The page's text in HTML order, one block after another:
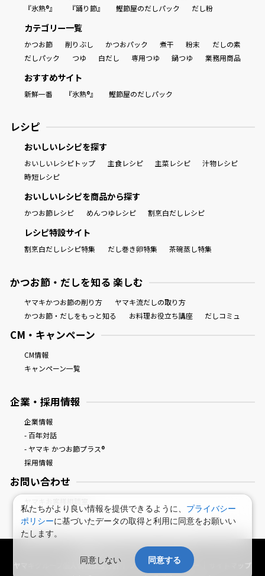
『氷熟®』
『踊り節』 鰹節屋のだしパック だし粉
カテゴリー一覧
かつお節 削りぶし かつおパック 煮干 粉末
だしの素
だしパック
つゆ 白だし 専用つゆ 鍋つゆ 業務用商品
おすすめサイト
新鮮一番 『氷熟®』 鰹節屋のだしパック
レシピ
おいしいレシピを探す
おいしいレシピトップ 主食レシピ 主菜レシピ
汁物レシピ
時短レシピ
おいしいレシピを商品から探す
かつお節レシピ めんつゆレシピ 割烹白だしレシピ
レシピ特設サイト
割烹白だしレシピ特集 だし巻き卵特集 茶碗蒸し特集
かつお節・だしを知る 楽しむ
ヤマキかつお節の削り方
ヤマキ流だしの取り方
かつお節・だしをもっと知る
お料理お役立ち講座 だしコミュ
CM・キャンペーン
CM情報
キャンペーン一覧
企業・採用情報
企業情報
- 百年対話
- ヤマキ かつお節プラス®
採用情報
お問い合わせ
鰹節屋・だし屋、ヤマキ。 : HOME
ヤマキグループ個人情報保護方針
プライバシーポリシー
サイトマップ
私たちがより良い情報を提供できるように、 プライバシー
ポリシーに基づいたデータの取得と利用に同意をお願いい
たします。
同意しない 同意する